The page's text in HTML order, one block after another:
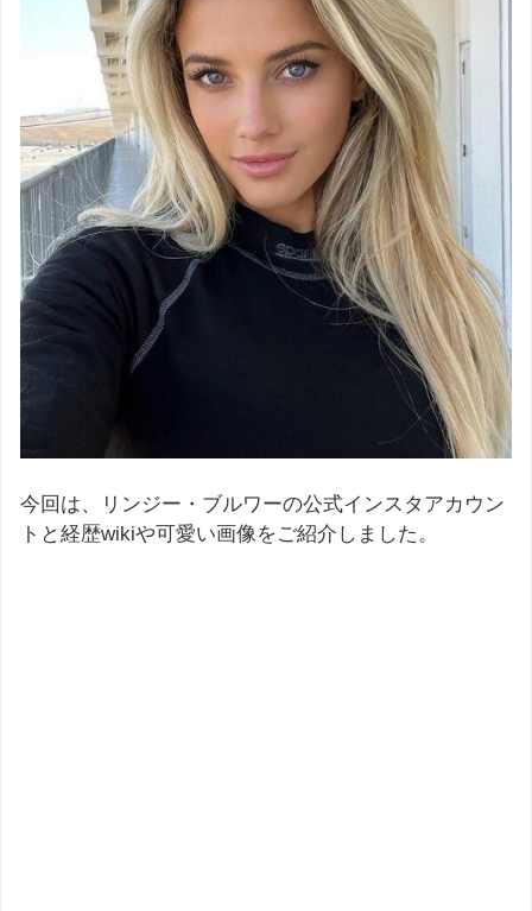
今回は、リンジー・ブルワーの公式インスタアカウン
トと経歴wikiや可愛い画像をご紹介しました。